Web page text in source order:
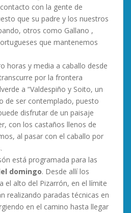
con la gente de
que su padre y los nuestros
otros como Gallano ,
que mantenemos
horas y media a caballo desde
por la frontera
a “Valdespiño y Soito, un
de ser contemplado, puesto
disfrutar de un paisaje
con los castaños llenos de
al pasar con el caballo por
está programada para las
domingo. Desde allí los
el alto del Pizarrón, en el límite
realizando paradas técnicas en
en el camino hasta llegar